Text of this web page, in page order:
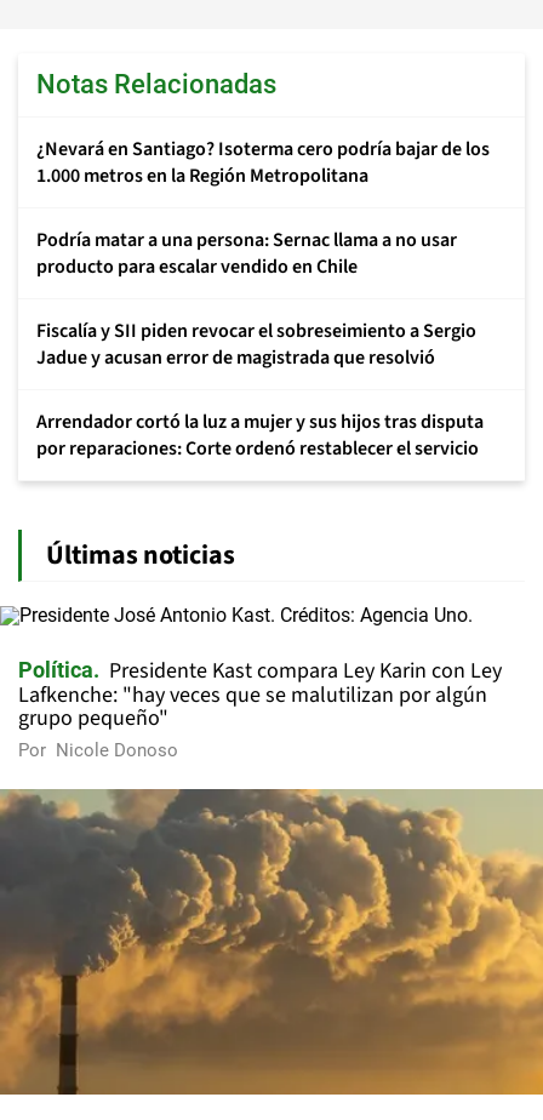
Notas Relacionadas
¿Nevará en Santiago? Isoterma cero podría bajar de los
1.000 metros en la Región Metropolitana
Podría matar a una persona: Sernac llama a no usar
producto para escalar vendido en Chile
Fiscalía y SII piden revocar el sobreseimiento a Sergio
Jadue y acusan error de magistrada que resolvió
Arrendador cortó la luz a mujer y sus hijos tras disputa
por reparaciones: Corte ordenó restablecer el servicio
Últimas noticias
Política
Presidente Kast compara Ley Karin con Ley
Lafkenche: "hay veces que se malutilizan por algún
grupo pequeño"
Por Nicole Donoso